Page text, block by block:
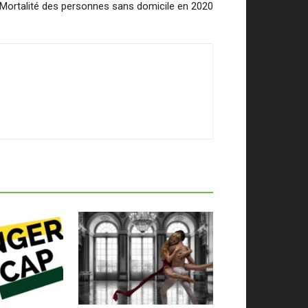
Mortalité des personnes sans domicile en 2020